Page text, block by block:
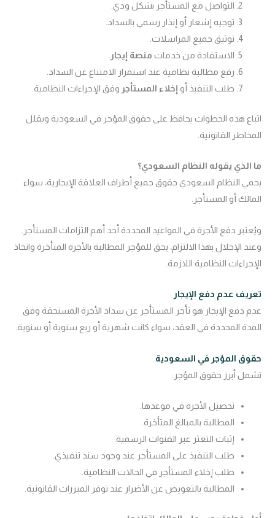
التواصل مع المستأجر بشكل ودي.
توجيه إشعار أو إنذار رسمي بالسداد.
توثيق جميع المراسلات.
الاستفادة من خدمات منصة إيجار .
رفع مطالبة نظامية عند استمرار الامتناع عن السداد.
طلب التنفيذ أو إخلاء المستأجر وفق الإجراءات النظامية.
اتباع هذه الخطوات يحافظ على حقوق المؤجر في السعودية ويقلل
المخاطر القانونية.
ما الذي يقوله النظام السعودي؟
يحمي النظام السعودي حقوق جميع أطراف العلاقة الإيجارية، سواء
المالك أو المستأجر.
ويُعتبر دفع الأجرة في المواعيد المحددة أحد أهم التزامات المستأجر.
وعند الإخلال بهذا الالتزام، يحق للمؤجر المطالبة بالأجرة المتأخرة واتخاذ
الإجراءات النظامية اللازمة.
تعريف عدم دفع الإيجار
عدم دفع الإيجار هو تأخر المستأجر عن سداد الأجرة المستحقة وفق
المدة المحددة في العقد، سواء كانت شهرية أو ربع سنوية أو سنوية.
حقوق المؤجر في السعودية
تشمل أبرز حقوق المؤجر:
تحصيل الأجرة في موعدها.
المطالبة بالمبالغ المتأخرة.
إثبات التعثر عبر القنوات الرسمية.
طلب التنفيذ على المستأجر عند وجود سند تنفيذي.
طلب إخلاء المستأجر في الحالات النظامية.
المطالبة بالتعويض عن الأضرار عند توفر المبررات القانونية.